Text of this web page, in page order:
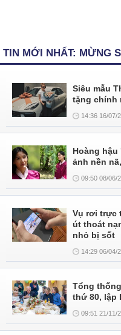
TIN MỚI NHẤT: MỪNG
Siêu mẫu
tặng chính
14:36 16/07/
Hoàng
ảnh nền
09:50 08/06/
Vụ rơi trực
út thoát
nhỏ bị sốt
14:29 06/04/
Tổng
thứ 80, lập
09:51 21/11/